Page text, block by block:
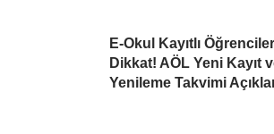
E-Okul Kayıtlı Öğrenciler
Dikkat! AÖL Yeni Kayıt
Yenileme Takvimi